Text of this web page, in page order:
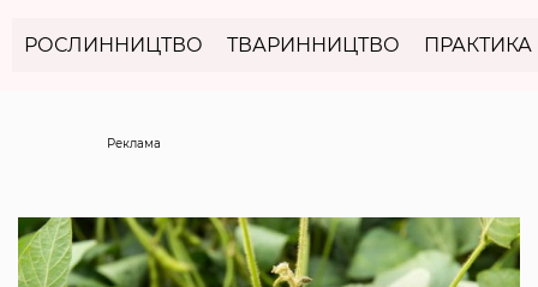
РОСЛИННИЦТВО ТВАРИННИЦТВО ПРАКТИКА
Реклама